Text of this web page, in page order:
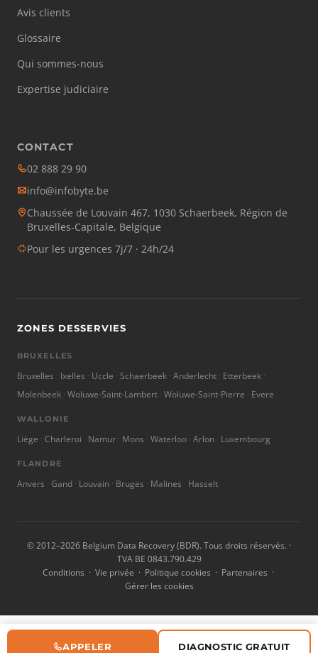
Avis clients
Glossaire
Qui sommes-nous
Expertise judiciaire
CONTACT
02 888 29 90
info@infobyte.be
Chaussée de Louvain 467, 1030 Schaerbeek, Région de
Bruxelles-Capitale, Belgique
Pour les urgences 7j/7 · 24h/24
ZONES DESSERVIES
BRUXELLES
Bruxelles Ixelles Uccle Schaerbeek Anderlecht Etterbeek
Molenbeek Woluwe-Saint-Lambert Woluwe-Saint-Pierre Evere
WALLONIE
Liège Charleroi Namur Mons Waterloo Arlon Luxembourg
FLANDRE
Anvers Gand Louvain Bruges Malines Hasselt
© 2012–2026 Belgium Data Recovery (BDR). Tous droits réservés. ·
TVA BE 0843.790.429
Conditions · Vie privée · Politique cookies · Partenaires ·
Gérer les cookies
APPELER DIAGNOSTIC GRATUIT